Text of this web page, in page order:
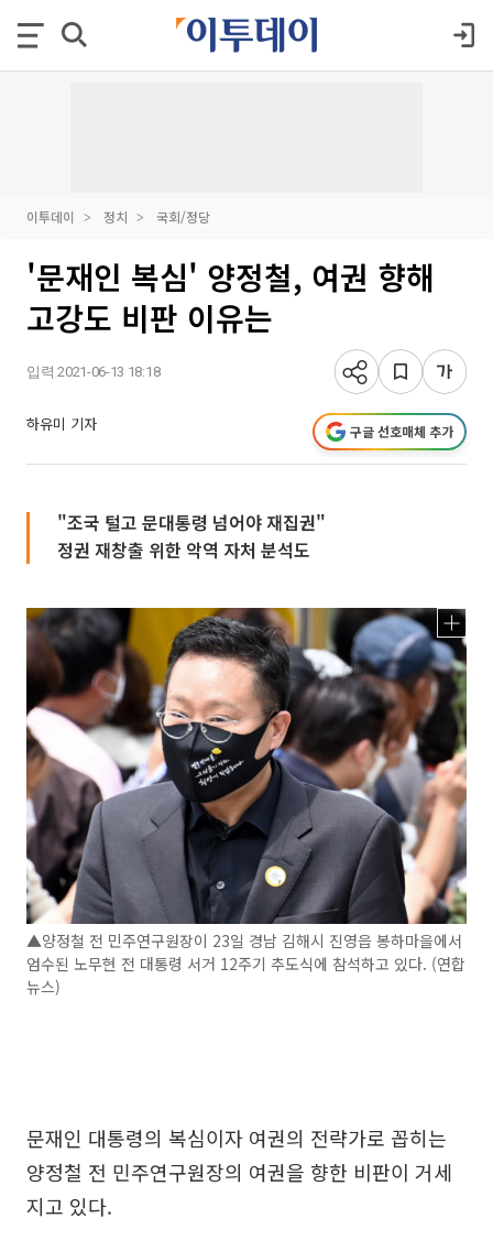
이투데이 정치 국회/정당
'문재인 복심' 양정철, 여권 향해
고강도 비판 이유는
입력 2021-06-13 18:18
하유미 기자 구글 선호매체 추가
"조국 털고 문대통령 넘어야 재집권"
정권 재창출 위한 악역 자처 분석도
▲양정철 전 민주연구원장이 23일 경남 김해시 진영읍 봉하마을에서
엄수된 노무현 전 대통령 서거 12주기 추도식에 참석하고 있다. (연합
뉴스)
문재인 대통령의 복심이자 여권의 전략가로 꼽히는
양정철 전 민주연구원장의 여권을 향한 비판이 거세
지고 있다.